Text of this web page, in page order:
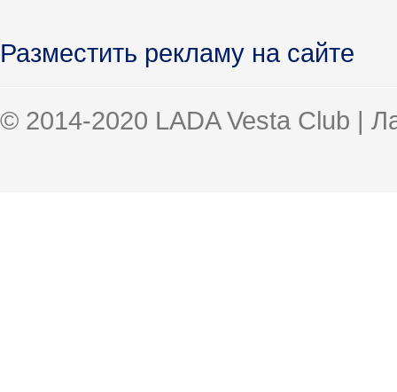
Разместить рекламу на сайте
© 2014-2020 LADA Vesta Club |